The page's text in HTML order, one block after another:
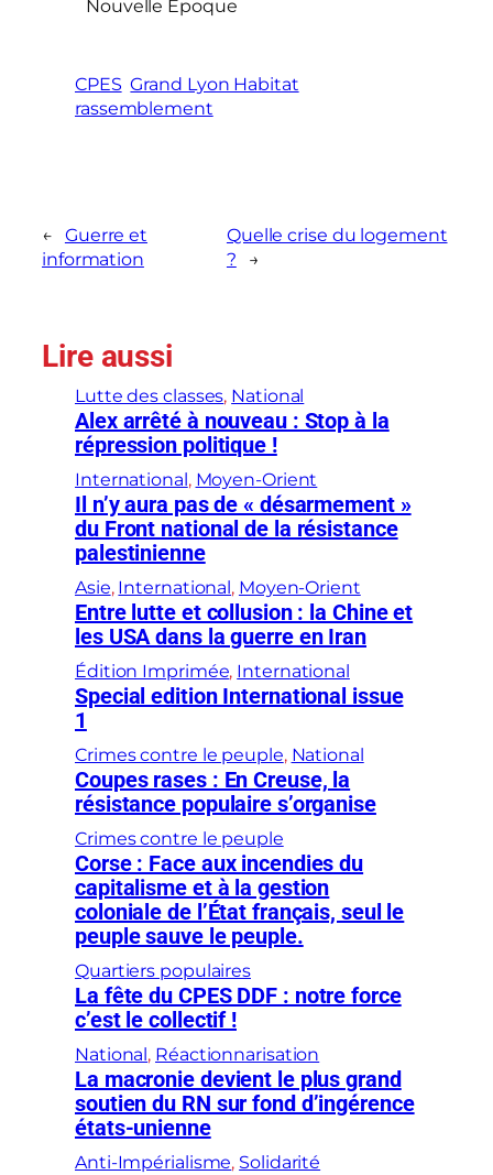
Nouvelle Epoque
CPES Grand Lyon Habitat
rassemblement
←
Guerre et
information
Quelle crise du logement
?
→
Lire aussi
Lutte des classes, National
Alex arrêté à nouveau : Stop à la
répression politique !
International , Moyen-Orient
Il n’y aura pas de « désarmement »
du Front national de la résistance
palestinienne
Asie, International , Moyen-Orient
Entre lutte et collusion : la Chine et
les USA dans la guerre en Iran
Édition Imprimée, International
Special edition International issue
1
Crimes contre le peuple, National
Coupes rases : En Creuse, la
résistance populaire s’organise
Crimes contre le peuple
Corse : Face aux incendies du
capitalisme et à la gestion
coloniale de l’État français, seul le
peuple sauve le peuple.
Quartiers populaires
La fête du CPES DDF : notre force
c’est le collectif !
National , Réactionnarisation
La macronie devient le plus grand
soutien du RN sur fond d’ingérence
états-unienne
Anti-Impérialisme, Solidarité